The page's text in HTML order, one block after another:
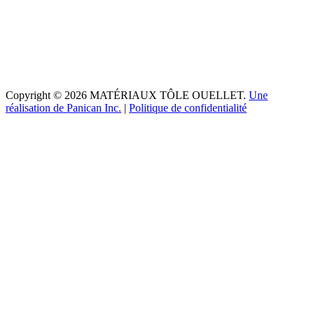
Copyright © 2026 MATÉRIAUX TÔLE OUELLET. Une
réalisation de Panican Inc. | Politique de confidentialité